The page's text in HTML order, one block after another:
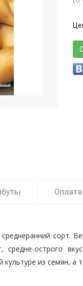
Оплата
среднеранний сорт.
средне-острого
из семян, а